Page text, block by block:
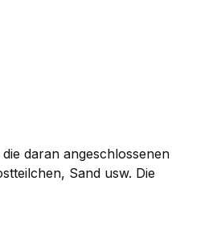
daran angeschlossenen
Sand usw. Die